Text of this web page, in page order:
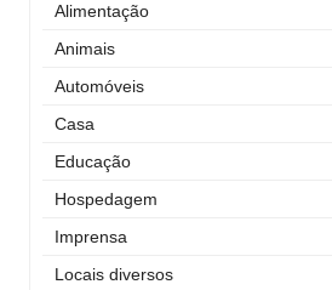
Alimentação
Animais
Automóveis
Casa
Educação
Hospedagem
Imprensa
Locais diversos